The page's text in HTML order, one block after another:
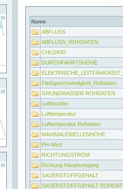
Name
ABFLUSS
ABFLUSS_ROHDATEN
CHLORID
DURCHFAHRTSHÖHE
Fließgeschwindigkeit_Rohdaten
GRUNDWASSER ROHDATEN
Luftfeuchte
Lufttemperatur
Lufttemperatur Rohdaten
MAXIMALEWELLENHÖHE
PH-Wert
RICHTUNGSTROM
Richtung Hauptseegang
SAUERSTOFFGEHALT
SAUERSTOFFGEHALT